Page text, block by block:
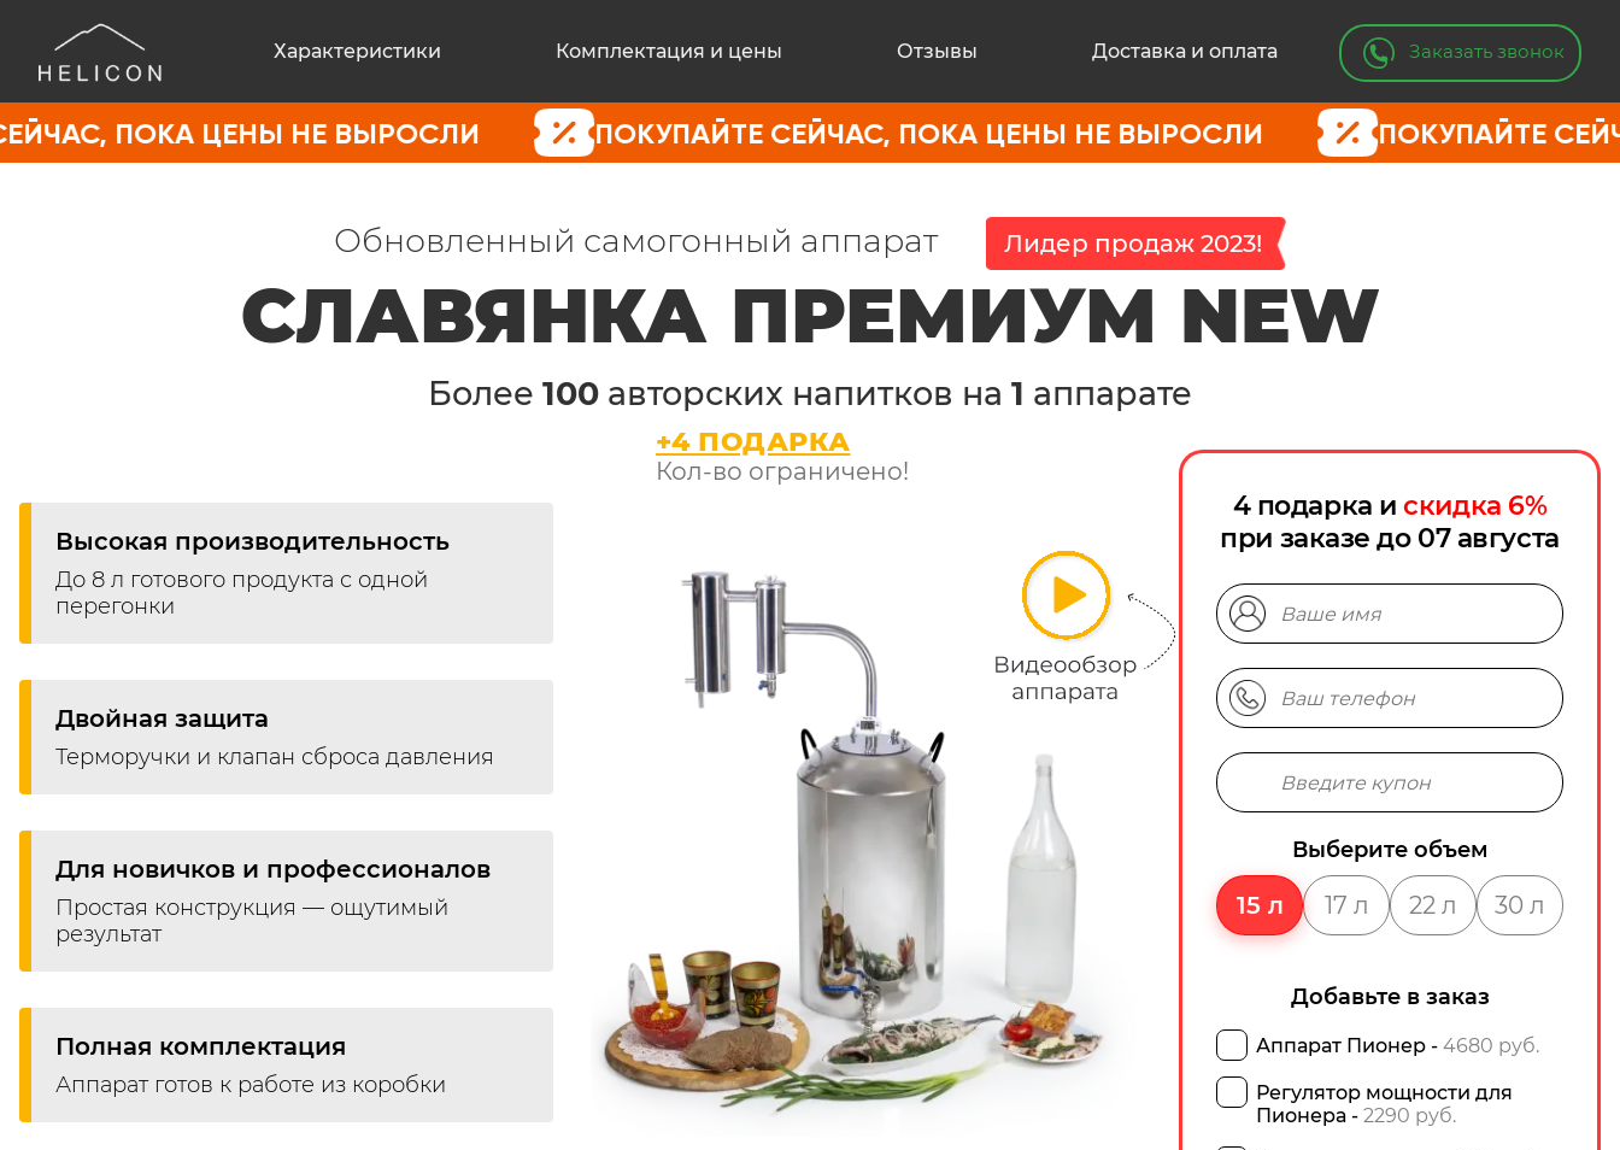
Характеристики Комплектация и цены Отзывы Доставка и оплата Заказать звонок
ЦЕНЫ НЕ ВЫРОСЛИ ПОКУПАЙТЕ СЕЙЧАС, ПОКА ЦЕНЫ НЕ ВЫРОСЛИ ПОКУПАЙТЕ СЕЙЧАС,
Обновленный самогонный аппарат Лидер продаж 2023!
СЛАВЯНКА ПРЕМИУМ NEW
Более 100 авторских напитков на 1 аппарате
+4 ПОДАРКА
Кол-во ограничено!
Высокая производительность
До 8 л готового продукта с одной
перегонки
Двойная защита
Терморучки и клапан сброса давления
Для новичков и профессионалов
Простая конструкция — ощутимый
результат
Полная комплектация
Аппарат готов к работе из коробки
4 подарка искидка 6%
при заказе
Выберите объем
15 л 17 л 22 л 30 л
Добавьте в заказ
Аппарат Пионер - 4680 руб.
Регулятор мощности для
Пионера - 2290 руб.